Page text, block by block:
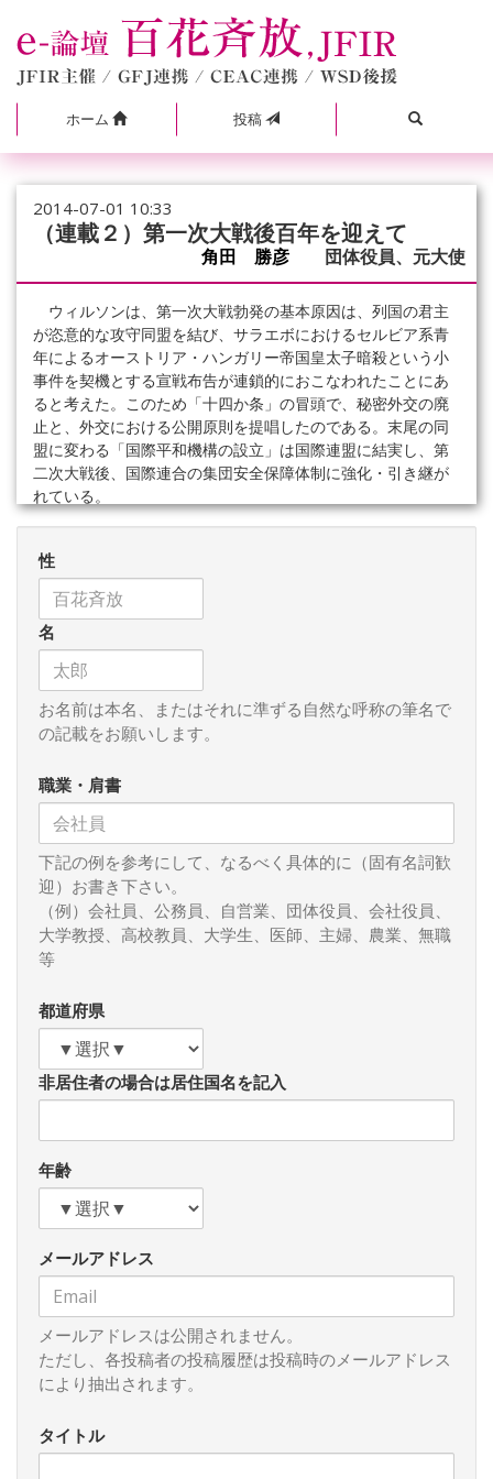
ホーム 投稿
2014-07-01 10:33
（連載２）第一次大戦後百年を迎えて
角田 勝彦 団体役員、元大使
ウィルソンは、第一次大戦勃発の基本原因は、列国の君主
が恣意的な攻守同盟を結び、サラエボにおけるセルビア系青
年によるオーストリア・ハンガリー帝国皇太子暗殺という小
事件を契機とする宣戦布告が連鎖的におこなわれたことにあ
ると考えた。このため「十四か条」の冒頭で、秘密外交の廃
止と、外交における公開原則を提唱したのである。末尾の同
盟に変わる「国際平和機構の設立」は国際連盟に結実し、第
二次大戦後、国際連合の集団安全保障体制に強化・引き継が
れている。
案の冒頭にある「我が国を取り巻く安全保障環境が根本的に
変容」との認識には疑問を呈さざるを得ない。米ソ冷戦は終
わった。中国は一党独裁の建前から共産主義は維持している
が、米ソ対立時のようなイデオロギーの対立はない。米中関
係は基本的には「経済障壁の撤廃」もあり、相互依存関係に
ある。北朝鮮が暴走する可能性は日朝協議再開を見ても薄ら
いでいる。
大統領が４月の訪日で、米国の対日防衛義務を定めた日米安
全保障条約５条の適用範囲に含まれると明言したことは、中
国のあわよくばという期待を減殺させただろう。もちろん偶
発的事件の発生乃至意図せぬ拡大を防ぐために万全の措置を
講じる必要はある。
このような国際環境下にあって、日本が集団的自衛権の行
使容認により一方的に日米同盟の軍事的片務性を双務性に変
革することは、我が国に本来不要な負担を負わせるのみか、
るものであろう。（おわり）
性
名
お名前は本名、またはそれに準ずる自然な呼称の筆名で
の記載をお願いします。
職業・肩書
下記の例を参考にして、なるべく具体的に（固有名詞歓
迎）お書き下さい。
（例）会社員、公務員、自営業、団体役員、会社役員、
大学教授、高校教員、大学生、医師、主婦、農業、無職
等
都道府県
非居住者の場合は居住国名を記入
年齢
メールアドレス
メールアドレスは公開されません。
ただし、各投稿者の投稿履歴は投稿時のメールアドレス
により抽出されます。
タイトル